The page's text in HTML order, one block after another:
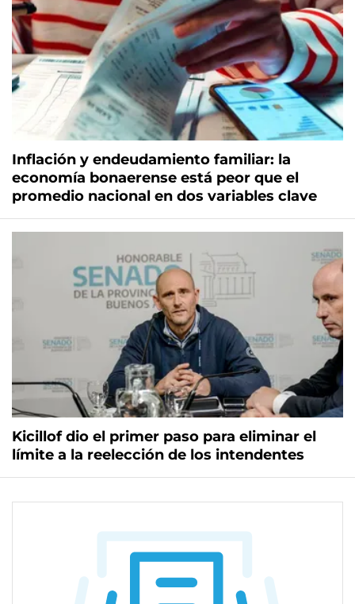
Inflación y endeudamiento familiar: la
economía bonaerense está peor que el
promedio nacional en dos variables clave
Kicillof dio el primer paso para eliminar el
límite a la reelección de los intendentes